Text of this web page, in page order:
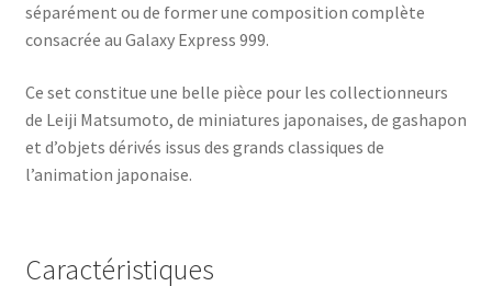
séparément ou de former une composition complète
consacrée au Galaxy Express 999.
Ce set constitue une belle pièce pour les collectionneurs
de Leiji Matsumoto, de miniatures japonaises, de gashapon
et d’objets dérivés issus des grands classiques de
l’animation japonaise.
Caractéristiques